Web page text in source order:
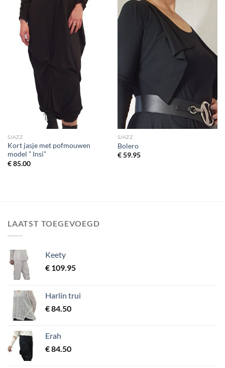
SJAZZ
Kort jasje met pofmouwen
model ” Insi”
€85.00
SJAZZ
Bolero
€59.95
LAATST TOEGEVOEGD
Keety
€ 109.95
Harlin trui
€84.50
Erah
€84.50